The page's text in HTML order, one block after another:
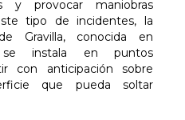
y provocar maniobras
tipo de incidentes, la
Gravilla, conocida en
instala en puntos
con anticipación sobre
que pueda soltar